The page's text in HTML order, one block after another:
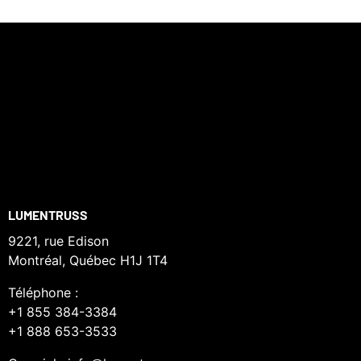
LUMENTRUSS
9221, rue Edison
Montréal, Québec H1J 1T4
Téléphone :
+1 855 384-3384
+1 888 653-3533